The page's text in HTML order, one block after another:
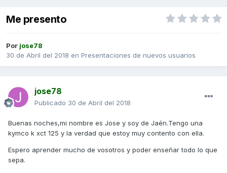
Me presento
Por jose78
30 de Abril del 2018 en Presentaciones de nuevos usuarios
jose78
Publicado 30 de Abril del 2018
Buenas noches,mi nombre es Jose y soy de Jaén.Tengo una
kymco k xct 125 y la verdad que estoy muy contento con ella.
Espero aprender mucho de vosotros y poder enseñar todo lo que
sepa.